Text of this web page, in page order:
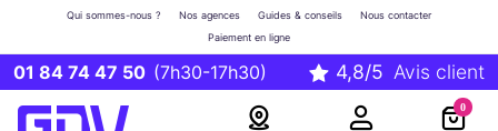
01 84 74 47 50 (7h30-17h30)
Qui sommes-nous ? Nos agences Guides & conseils
Nous contacter
Paiement en ligne
0